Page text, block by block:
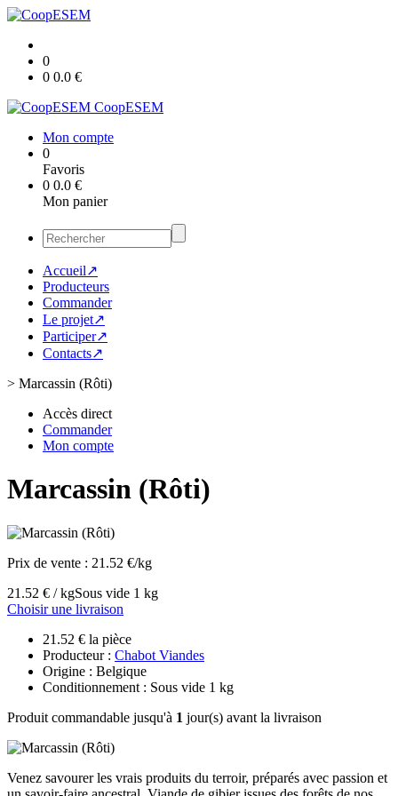
0
0 0.0 €
CoopESEM
Mon compte
0
Favoris
0 0.0 €
Mon panier
Accueil↗
Producteurs
Commander
Le projet↗
Participer↗
Contacts↗
> Marcassin (Rôti)
Accès direct
Commander
Mon compte
Marcassin (Rôti)
Prix de vente : 21.52 €/kg
21.52 € / kgSous vide 1 kg
Choisir une livraison
21.52 € la pièce
Producteur : Chabot Viandes
Origine : Belgique
Conditionnement : Sous vide 1 kg
Produit commandable jusqu'à 1 jour(s) avant la livraison
Venez savourer les vrais produits du terroir, préparés avec passion et